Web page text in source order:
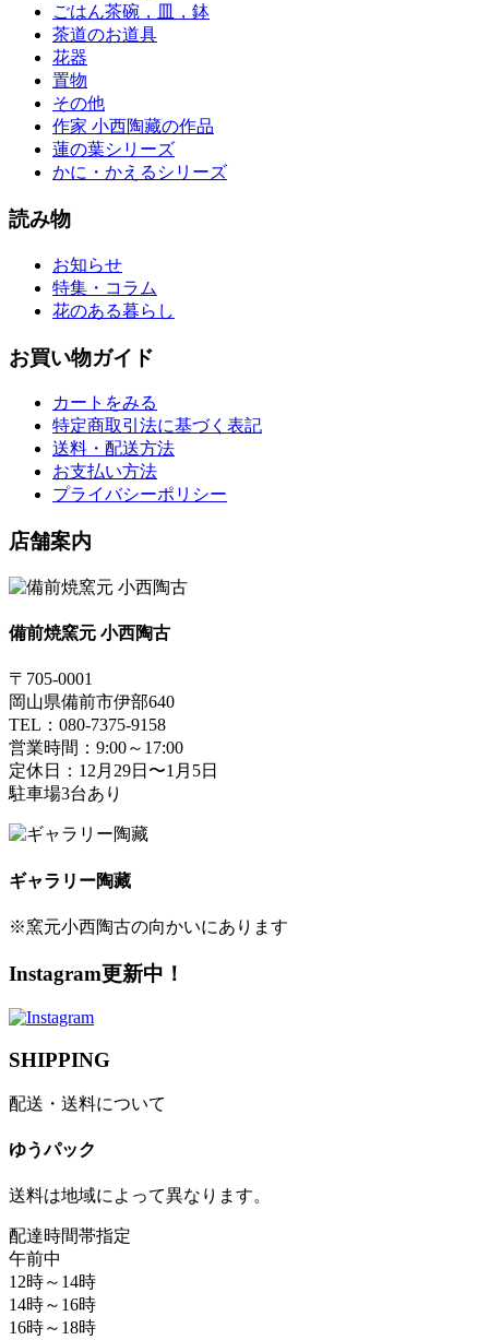
ごはん茶碗，皿，鉢
茶道のお道具
花器
置物
その他
作家 小西陶藏の作品
蓮の葉シリーズ
かに・かえるシリーズ
読み物
お知らせ
特集・コラム
花のある暮らし
お買い物ガイド
カートをみる
特定商取引法に基づく表記
送料・配送方法
お支払い方法
プライバシーポリシー
店舗案内
備前焼窯元 小西陶古
〒705-0001
岡山県備前市伊部640
TEL：080-7375-9158
営業時間：9:00～17:00
定休日：12月29日〜1月5日
駐車場3台あり
ギャラリー陶藏
※窯元小西陶古の向かいにあります
Instagram更新中！
SHIPPING
配送・送料について
ゆうパック
送料は地域によって異なります。
配達時間帯指定
午前中
12時～14時
14時～16時
16時～18時